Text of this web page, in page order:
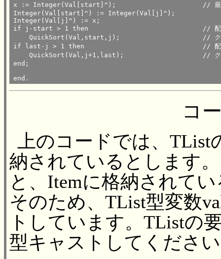
x := Integer(Val[start]^);			// 最後の入れ替え位置の数と基準値を入れ替え
Integer(Val[start]^) := Integer(Val[j]^);
Integer(Val[j]^) := x;
if j-start > 1 then				// 配列の開始位置と入れ替え位置の差が1より大きい場合
    QuickSort(Val,start,j);			// クイックソート（自分自身）をstartからjまで実施
if last-j > 1 then				// 配列の終了位置と入れ替え位置の差が1より大きい場合
    QuickSort(Val,j+1,last);			// クイックソート（自分自身）をj+1からlastまで実施
end;
end.
コ
上のコードでは、
納されているとします
と、Itemに格納されて
そのため、TList型変数
トしています。TListの
型キャストしてくださ